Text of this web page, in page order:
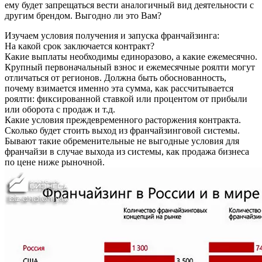
ему будет запрещаться вести аналогичный вид деятельности с
другим брендом. Выгодно ли это Вам?
Изучаем условия получения и запуска франчайзинга:
На какой срок заключается контракт?
Какие выплаты необходимы единоразово, а какие ежемесячно.
Крупный первоначальный взнос и ежемесячные роялти могут
отличаться от регионов. Должна быть обоснованность,
почему взимается именно эта сумма, как рассчитывается
роялти: фиксированной ставкой или процентом от прибыли
или оборота с продаж и т.д.
Какие условия преждевременного расторжения контракта.
Сколько будет стоить выход из франчайзинговой системы.
Бывают такие обременительные не выгодные условия для
франчайзи в случае выхода из системы, как продажа бизнеса
по цене ниже рыночной.